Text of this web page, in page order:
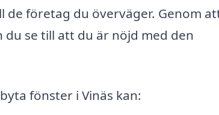
företag du överväger. Genom
se till att du är nöjd med den
fönster i Vinäs kan: